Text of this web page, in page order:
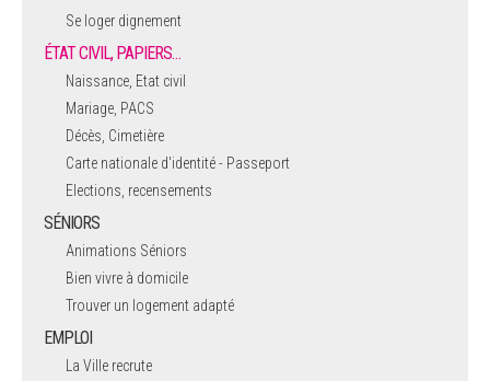
Se loger dignement
ÉTAT CIVIL, PAPIERS…
Naissance, Etat civil
Mariage, PACS
Décès, Cimetière
Carte nationale d'identité - Passeport
Elections, recensements
SÉNIORS
Animations Séniors
Bien vivre à domicile
Trouver un logement adapté
EMPLOI
La Ville recrute